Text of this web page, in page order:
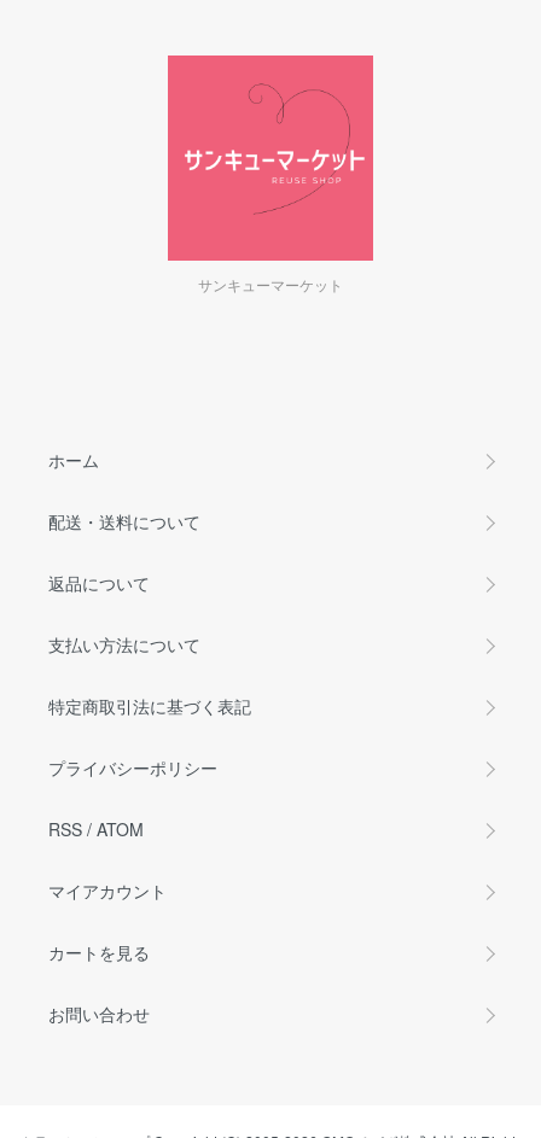
サンキューマーケット
ホーム
配送・送料について
返品について
支払い方法について
特定商取引法に基づく表記
プライバシーポリシー
RSS / ATOM
マイアカウント
カートを見る
お問い合わせ